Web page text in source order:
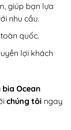
giúp bạn lựa
nhu cầu.
quốc.
lợi khách
bia Ocean
chúng tôi ngay